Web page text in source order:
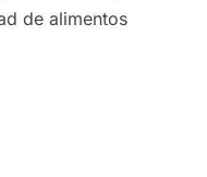
de alimentos